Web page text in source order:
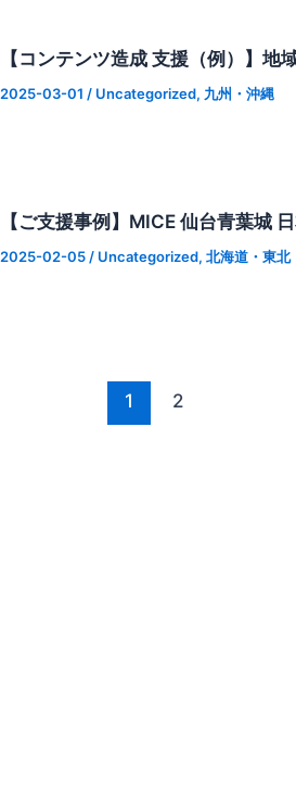
【コンテンツ造成 支援（例）】
2025-03-01 / Uncategorized, 九州・沖縄
【ご支援事例】MICE 仙台青葉城
2025-02-05 / Uncategorized, 北海道・東北
1 2